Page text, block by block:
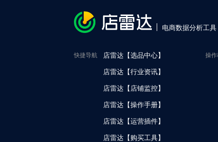
电商数据分析工具
快捷导航 店雷达【选品中心】
店雷达【行业资讯】
店雷达【店铺监控】
店雷达【操作手册】
店雷达【运营插件】
店雷达【购买工具】
操